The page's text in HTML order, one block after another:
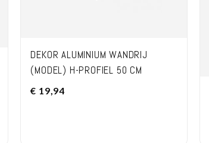
DEKOR ALUMINIUM WANDRIJ
(MODEL) H-PROFIEL 50 CM
€ 19,94